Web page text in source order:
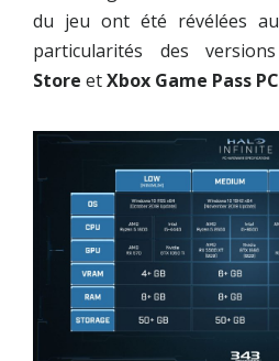
du jeu ont été révélées
particularités des
Store etXbox Game Pass PC